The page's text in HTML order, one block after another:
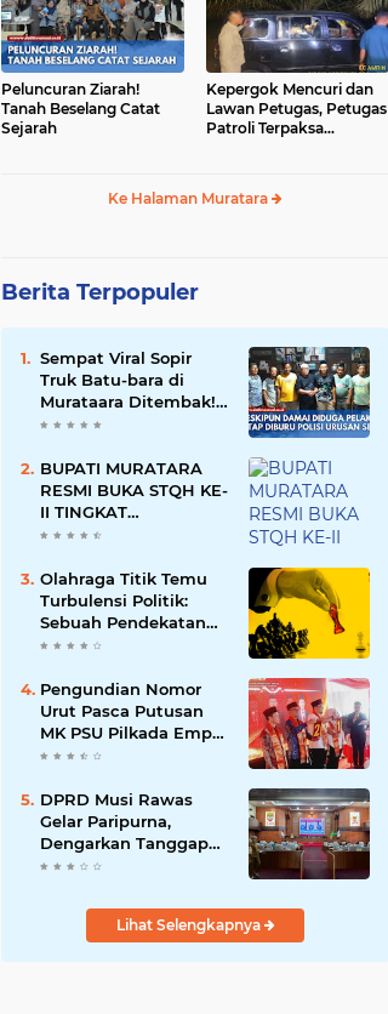
Peluncuran Ziarah!
Tanah Beselang Catat
Sejarah
Kepergok Mencuri dan
Lawan Petugas, Petugas
Patroli Terpaksa
Ke Halaman Muratara
Berita Terpopuler
Sempat Viral Sopir
Truk Batu-bara di
Murataara Ditembak!
Namun Dikabarkan
BUPATI MURATARA
RESMI BUKA STQH KE-
II TINGKAT
KABUPATEN
Olahraga Titik Temu
Turbulensi Politik:
Sebuah Pendekatan
Batalnya Tuan Rumah
Pengundian Nomor
Urut Pasca Putusan
MK PSU Pilkada Empat
Lawang
DPRD Musi Rawas
Gelar Paripurna,
Dengarkan Tanggapan
Bupati Terhadap 9
Lihat Selengkapnya